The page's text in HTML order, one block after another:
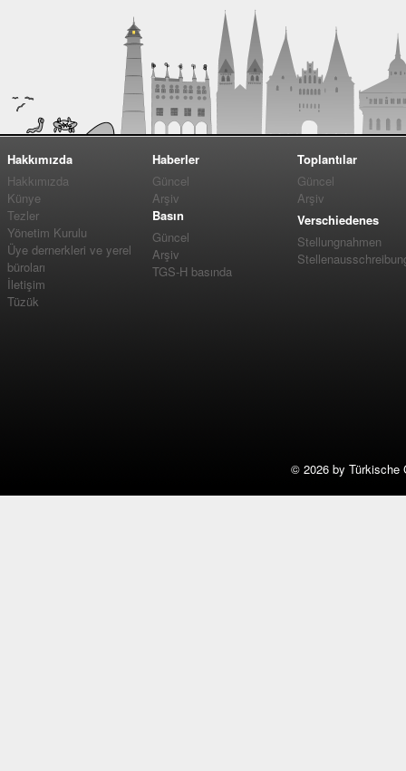
Hakkımızda
Hakkımızda
Künye
Tezler
Yönetim Kurulu
Üye dernerkleri ve yerel
büroları
İletişim
Tüzük
Haberler
Güncel
Arşiv
Basın
Güncel
Arşiv
TGS-H basında
Toplantılar
Güncel
Arşiv
Verschiedenes
Stellungnahmen
© 2026 by Türkische